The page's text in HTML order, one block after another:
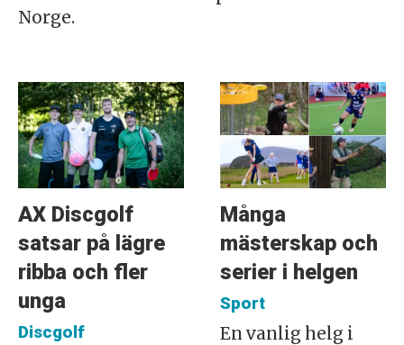
Norge.
AX Discgolf
satsar på lägre
ribba och fler
unga
Discgolf
Många
mästerskap och
serier i helgen
Sport
En vanlig helg i